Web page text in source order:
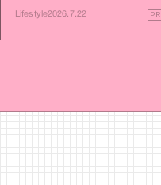
Lifestyle2026.7.22 PR